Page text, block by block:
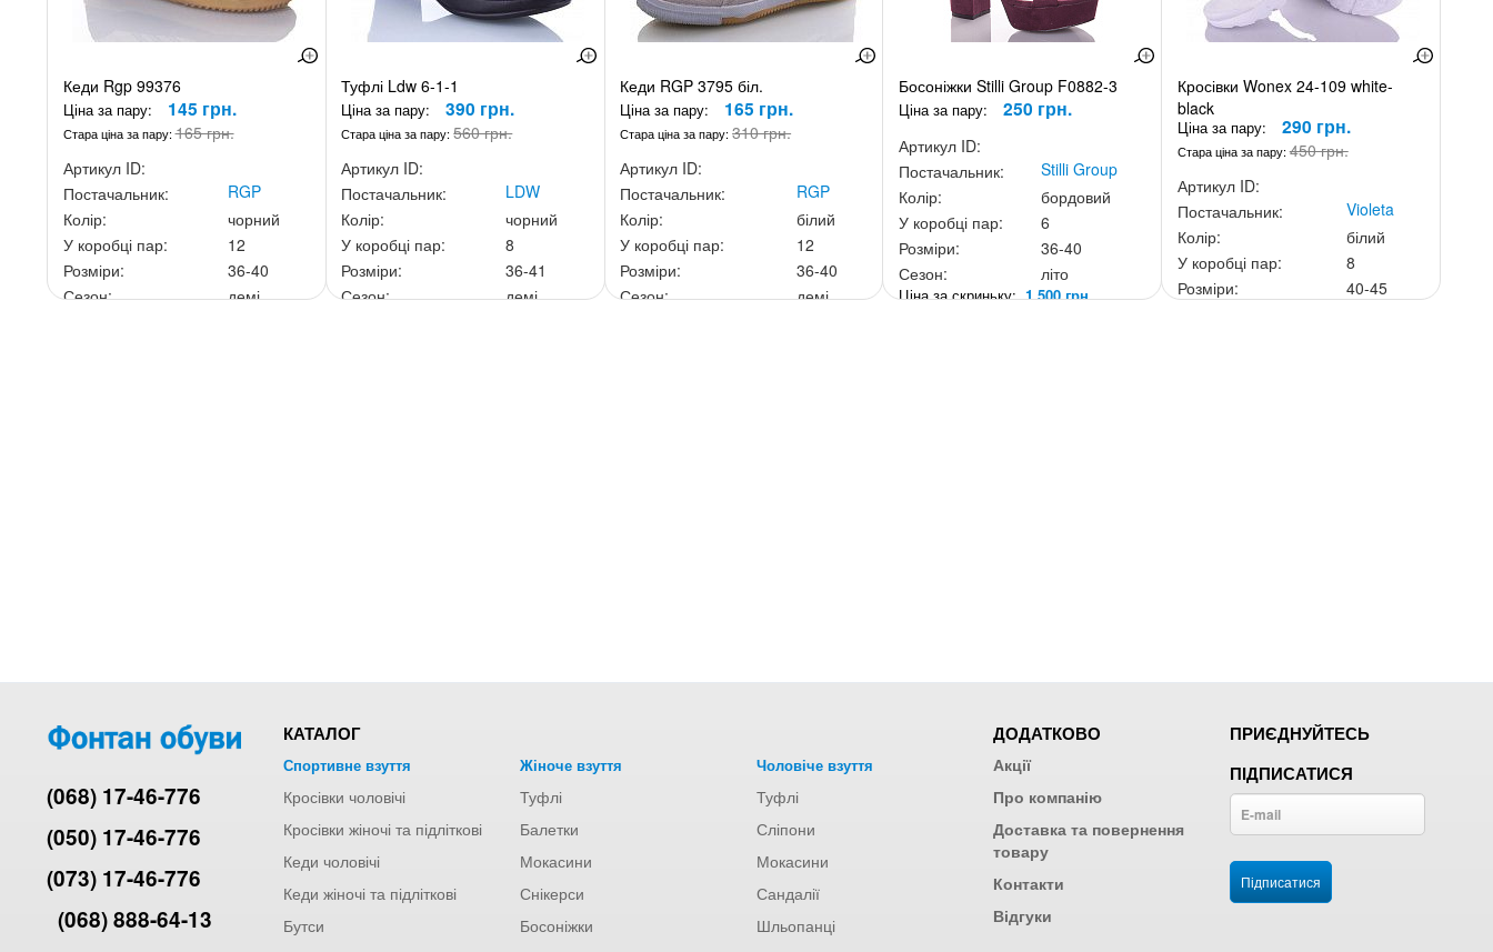
Кеди Rgp 99376
Ціна за пару: 145 грн.
Стара ціна за пару:165 грн.
Артикул ID:
Постачальник:
RGP
Колір:
чорний
У коробці пар:
12
Розміри:
36-40
Сезон:
демі
Туфлі Ldw 6-1-1
Ціна за пару: 390 грн.
Стара ціна за пару:560 грн.
Артикул ID:
Постачальник:
LDW
Колір:
чорний
У коробці пар:
8
Розміри:
36-41
Сезон:
демі
Кеди RGP 3795 біл.
Ціна за пару: 165 грн.
Стара ціна за пару:310 грн.
Артикул ID:
Постачальник:
RGP
Колір:
білий
У коробці пар:
12
Розміри:
36-40
Сезон:
демі
Босоніжки Stilli Group F0882-3
Ціна за пару: 250 грн.
Артикул ID:
Постачальник:
Stilli Group
Колір:
бордовий
У коробці пар:
6
Розміри:
36-40
Сезон:
літо
Ціна за скриньку:1 500 грн.
Кросівки Wonex 24-109 white-
black
Ціна за пару: 290 грн.
Стара ціна за пару:450 грн.
Артикул ID:
Постачальник:
Violeta
Колір:
білий
У коробці пар:
8
Розміри:
40-45
(068) 17-46-776
(050) 17-46-776
(073) 17-46-776
(068) 888-64-13
КАТАЛОГ
Спортивне взуття
Кросівки чоловічі
Кросівки жіночі та підліткові
Кеди чоловічі
Кеди жіночі та підліткові
Бутси
Жіноче взуття
Туфлі
Балетки
Мокасини
Снікерси
Босоніжки
Чоловіче взуття
Туфлі
Сліпони
Мокасини
Сандалії
Шльопанці
ДОДАТКОВО
Акції
Про компанію
Доставка та повернення
товару
Контакти
Відгуки
ПРИЄДНУЙТЕСЬ
ПІДПИСАТИСЯ